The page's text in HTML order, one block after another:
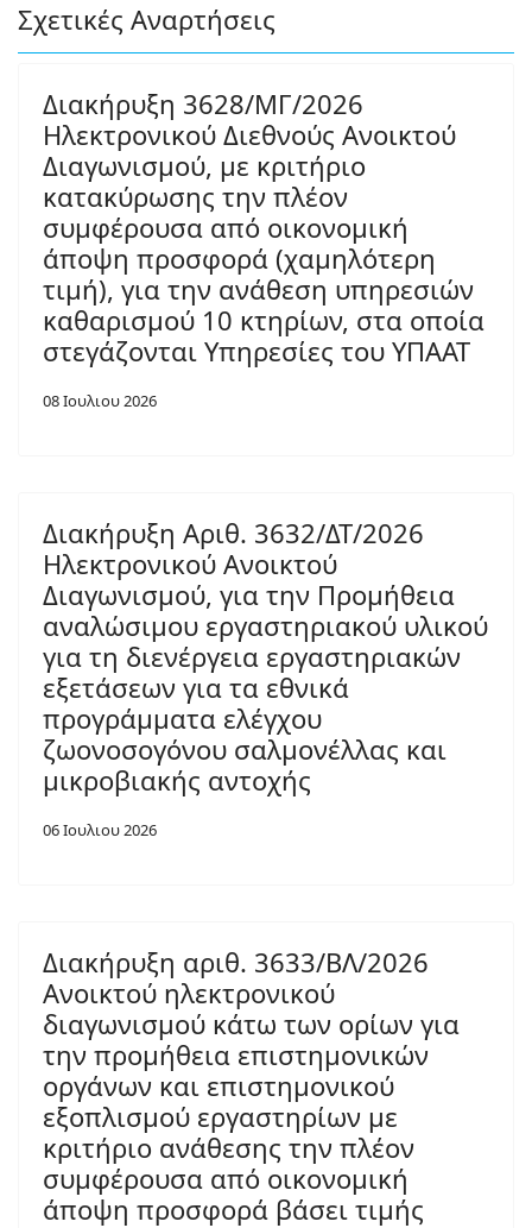
Σχετικές Αναρτήσεις
Διακήρυξη 3628/ΜΓ/2026
Ηλεκτρονικού Διεθνούς Ανοικτού
Διαγωνισμού, με κριτήριο
κατακύρωσης την πλέον
συμφέρουσα από οικονομική
άποψη προσφορά (χαμηλότερη
τιμή), για την ανάθεση υπηρεσιών
καθαρισμού 10 κτηρίων, στα οποία
στεγάζονται Υπηρεσίες του ΥΠΑΑΤ
08 Ιουλιου 2026
Διακήρυξη Αριθ. 3632/ΔΤ/2026
Ηλεκτρονικού Ανοικτού
Διαγωνισμού, για την Προμήθεια
αναλώσιμου εργαστηριακού υλικού
για τη διενέργεια εργαστηριακών
εξετάσεων για τα εθνικά
προγράμματα ελέγχου
ζωονοσογόνου σαλμονέλλας και
μικροβιακής αντοχής
06 Ιουλιου 2026
Διακήρυξη αριθ. 3633/ΒΛ/2026
Ανοικτού ηλεκτρονικού
διαγωνισμού κάτω των ορίων για
την προμήθεια επιστημονικών
οργάνων και επιστημονικού
εξοπλισμού εργαστηρίων με
κριτήριο ανάθεσης την πλέον
συμφέρουσα από οικονομική
άποψη προσφορά βάσει τιμής